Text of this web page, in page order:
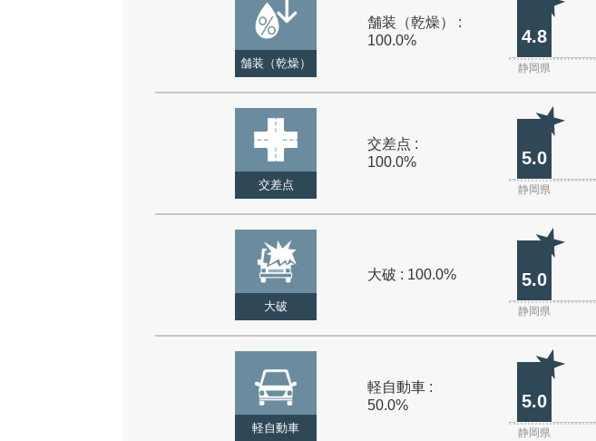
舗装（乾燥）
舗装（乾燥） :
100.0%
4.8
静岡県
交差点
交差点 :
100.0%
5.0
静岡県
大破
大破 : 100.0% 5.0
静岡県
軽自動車
軽自動車 :
50.0%
5.0
静岡県